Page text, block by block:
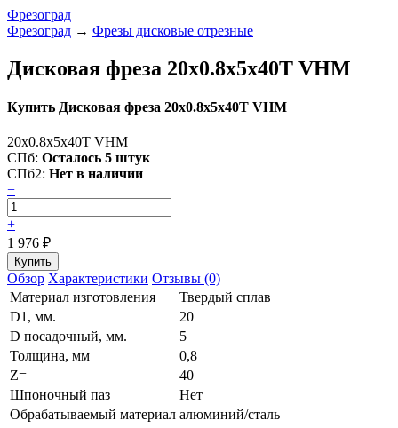
Фрезоград
Фрезоград → Фрезы дисковые отрезные
Дисковая фреза 20x0.8x5x40T VHM
Купить Дисковая фреза 20x0.8x5x40T VHM
20x0.8x5x40T VHM
СПб: Осталось 5 штук
СПб2: Нет в наличии
−
+
1 976 ₽
Обзор Характеристики Отзывы (0)
Материал изготовления
Твердый сплав
D1, мм.
20
D посадочный, мм.
5
Толщина, мм
0,8
Z=
40
Шпоночный паз
Нет
Обрабатываемый материал алюминий/сталь